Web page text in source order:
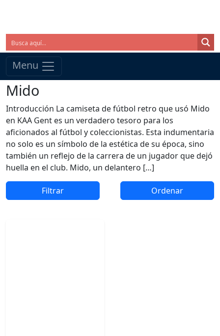
Menu
Mido
Introducción La camiseta de fútbol retro que usó Mido
en KAA Gent es un verdadero tesoro para los
aficionados al fútbol y coleccionistas. Esta indumentaria
no solo es un símbolo de la estética de su época, sino
también un reflejo de la carrera de un jugador que dejó
huella en el club. Mido, un delantero […]
Filtrar Ordenar